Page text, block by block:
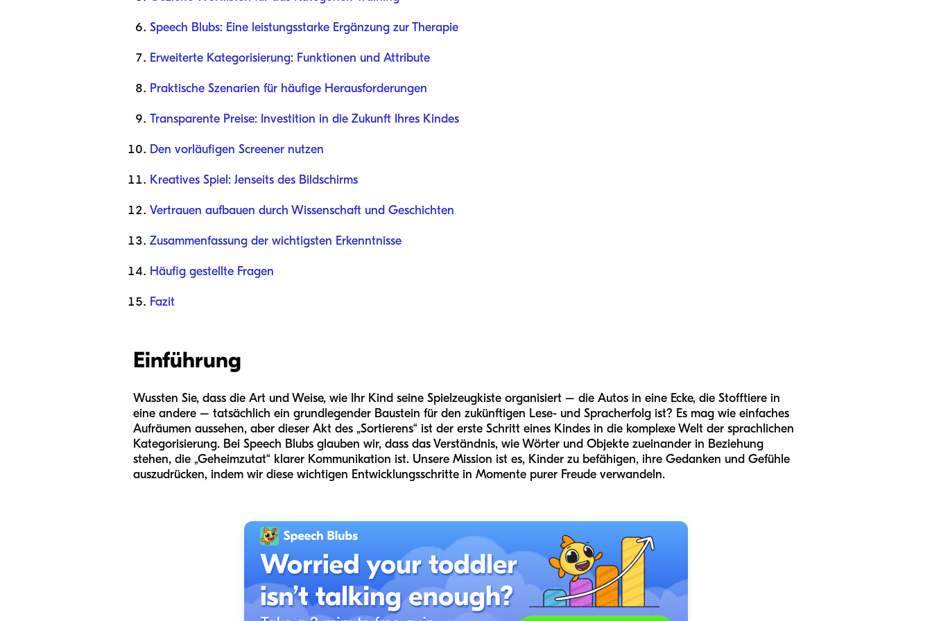
Speech Blubs: Eine leistungsstarke Ergänzung zur Therapie
Erweiterte Kategorisierung: Funktionen und Attribute
Praktische Szenarien für häufige Herausforderungen
Transparente Preise: Investition in die Zukunft Ihres Kindes
Den vorläufigen Screener nutzen
Kreatives Spiel: Jenseits des Bildschirms
Vertrauen aufbauen durch Wissenschaft und Geschichten
Zusammenfassung der wichtigsten Erkenntnisse
Häufig gestellte Fragen
Fazit
Einführung
Wussten Sie, dass die Art und Weise, wie Ihr Kind seine Spielzeugkiste organisiert – die Autos in eine Ecke, die Stofftiere in
eine andere – tatsächlich ein grundlegender Baustein für den zukünftigen Lese- und Spracherfolg ist? Es mag wie einfaches
Aufräumen aussehen, aber dieser Akt des „Sortierens“ ist der erste Schritt eines Kindes in die komplexe Welt der sprachlichen
Kategorisierung. Bei Speech Blubs glauben wir, dass das Verständnis, wie Wörter und Objekte zueinander in Beziehung
stehen, die „Geheimzutat“ klarer Kommunikation ist. Unsere Mission ist es, Kinder zu befähigen, ihre Gedanken und Gefühle
auszudrücken, indem wir diese wichtigen Entwicklungsschritte in Momente purer Freude verwandeln.